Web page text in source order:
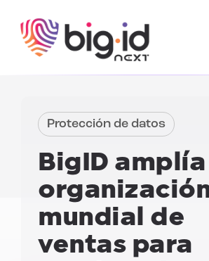
Protección de datos
BigID amplía
mundial de
ventaspara